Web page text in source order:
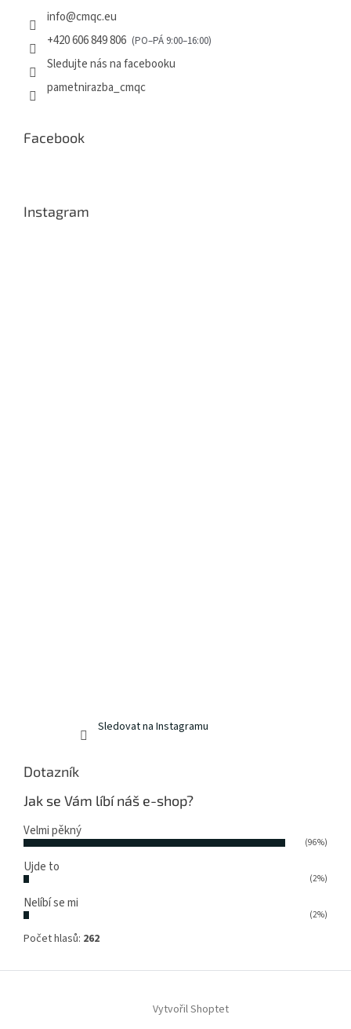
info@cmqc.eu
+420 606 849 806
Sledujte nás na facebooku
pametnirazba_cmqc
Facebook
Instagram
Sledovat na Instagramu
Dotazník
Jak se Vám líbí náš e-shop?
Velmi pěkný
(96%)
Ujde to
(2%)
Nelíbí se mi
(2%)
Počet hlasů: 262
Vytvořil Shoptet